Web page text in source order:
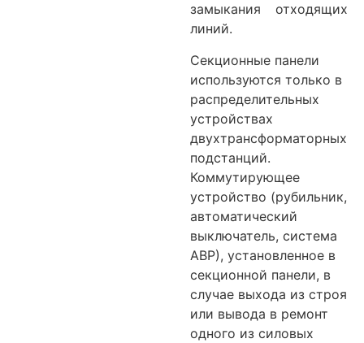
замыкания отходящих
линий.
Секционные панели
используются только в
распределительных
устройствах
двухтрансформаторных
подстанций.
Коммутирующее
устройство (рубильник,
автоматический
выключатель, система
АВР), установленное в
секционной панели, в
случае выхода из строя
или вывода в ремонт
одного из силовых